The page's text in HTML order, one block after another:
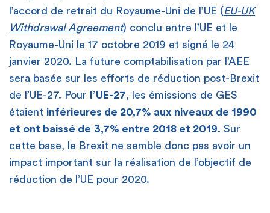
l’accord de retrait du Royaume-Uni de l’UE (EU-UK
Withdrawal Agreement) conclu entre l’UE et le
Royaume-Uni le 17 octobre 2019 et signé le 24
janvier 2020. La future comptabilisation par l’AEE
sera basée sur les efforts de réduction post-Brexit
de l’UE-27. Pour
l’UE-27 , les émissions de GES
étaient inférieures de 20,7% aux niveaux de 1990
et ont baissé de 3,7% entre 2018 et 2019. Sur
cette base, le Brexit ne semble donc pas avoir un
impact important sur la réalisation de l’objectif de
réduction de l’UE pour 2020.